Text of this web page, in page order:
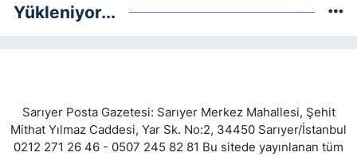
Yükleniyor...
Sarıyer Posta Gazetesi: Sarıyer Merkez Mahallesi, Şehit
Mithat Yılmaz Caddesi, Yar Sk. No:2, 34450 Sarıyer/İstanbul
0212 271 26 46 - 0507 245 82 81 Bu sitede yayınlanan tüm